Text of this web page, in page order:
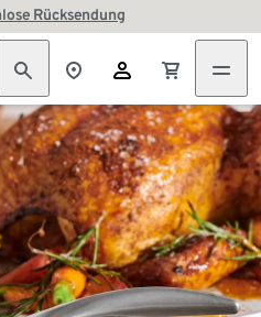
Rücksendung